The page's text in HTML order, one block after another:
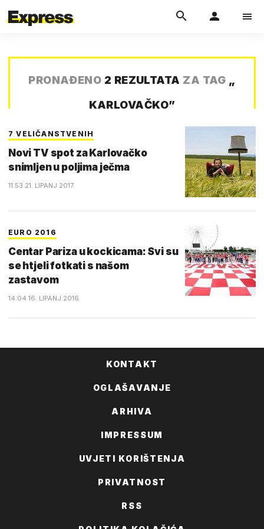
PRONAĐENO 2 REZULTATA ZA TAG „
KARLOVAČKO”
7 VELIČANSTVENIH
Novi TV spot za Karlovačko
snimljen u poljima ječma
11:53 21. LIPANJ 2017.
EURO 2016
Centar Pariza u kockicama: Svi su
se htjeli fotkati s našom
zastavom
14:04 16. LIPANJ 2016.
KONTAKT
OGLAŠAVANJE
ARHIVA
IMPRESSUM
UVJETI KORIŠTENJA
PRIVATNOST
RSS